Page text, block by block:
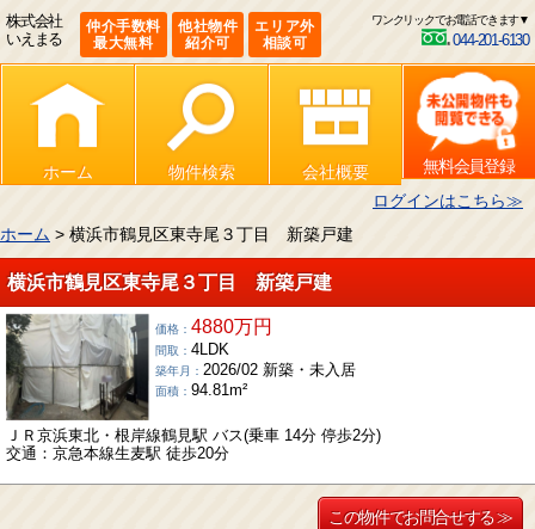
株式会社
いえまる
仲介手数料
最大無料
他社物件
紹介可
エリア外
相談可
ワンクリックでお電話できます▼
044-201-6130
ホーム 物件検索 会社概要
無料会員登録
ログインはこちら≫
ホーム > 横浜市鶴見区東寺尾３丁目 新築戸建
横浜市鶴見区東寺尾３丁目 新築戸建
価格： 4880万円
間取： 4LDK
築年月： 2026/02 新築・未入居
面積： 94.81m²
ＪＲ京浜東北・根岸線鶴見駅 バス(乗車 14分 停歩2分)
交通：京急本線生麦駅 徒歩20分
この物件でお問合せする ≫